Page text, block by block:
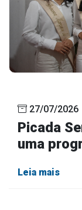
27/07/2026
Picada
uma
Leia mais